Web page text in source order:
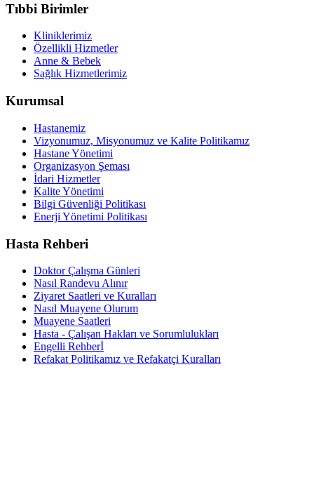
Tıbbi Birimler
Kliniklerimiz
Özellikli Hizmetler
Anne & Bebek
Sağlık Hizmetlerimiz
Kurumsal
Hastanemiz
Vizyonumuz, Misyonumuz ve Kalite Politikamız
Hastane Yönetimi
Organizasyon Şeması
İdari Hizmetler
Kalite Yönetimi
Bilgi Güvenliği Politikası
Enerji Yönetimi Politikası
Hasta Rehberi
Doktor Çalışma Günleri
Nasıl Randevu Alınır
Ziyaret Saatleri ve Kuralları
Nasıl Muayene Olurum
Muayene Saatleri
Hasta - Çalışan Hakları ve Sorumlulukları
Engelli Rehberİ
Refakat Politikamız ve Refakatçi Kuralları